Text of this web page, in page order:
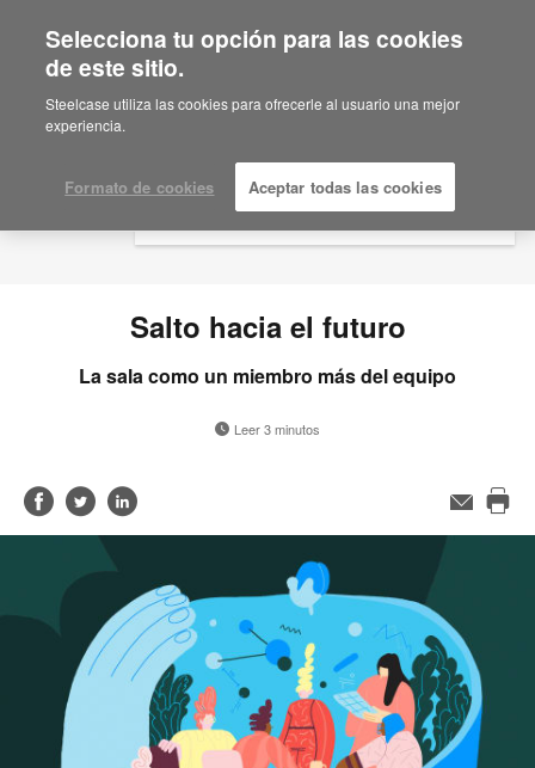
Are you in United States?
Would you like to see Products we sell in
your region?
English
Español
Salto hacia el futuro
La sala como un miembro más del equipo
Leer 3 minutos
Compartir
en
Facebook
Compartir
en
Twitter
Compartir
en
in
Correo
Selecciona tu opción para las cookies
de este sitio.
Steelcase utiliza las cookies para ofrecerle al usuario una mejor
experiencia.
Formato de cookies Aceptar todas las cookies